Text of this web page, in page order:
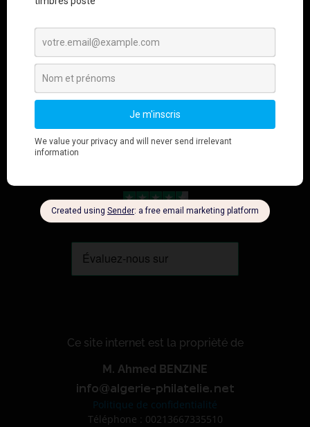
Remboursement ou remplacement garanti ✅
Ce site internet est la proprièté de
M. Ahmed BENZINE
Politique de confidentialité
Téléphone : 00213667335510